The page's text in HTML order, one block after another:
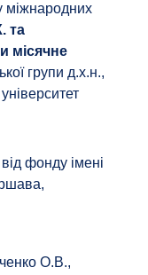
міжнародних
та
місячне
групи д.х.н.,
фонду імені
О.В.,